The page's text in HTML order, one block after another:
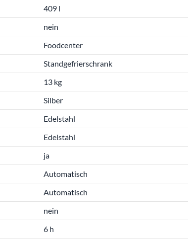
409 l
nein
Foodcenter
Standgefrierschrank
13 kg
Silber
Edelstahl
Edelstahl
ja
Automatisch
Automatisch
nein
6 h